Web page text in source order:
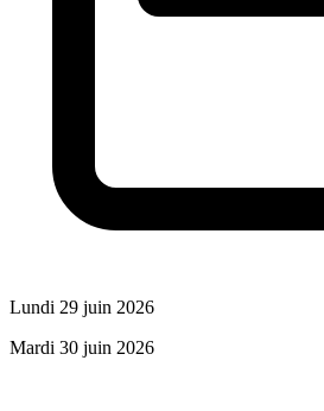
Lundi 29 juin 2026
Mardi 30 juin 2026